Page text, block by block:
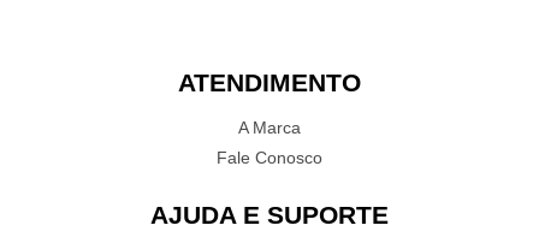
ATENDIMENTO
A Marca
Fale Conosco
AJUDA E SUPORTE